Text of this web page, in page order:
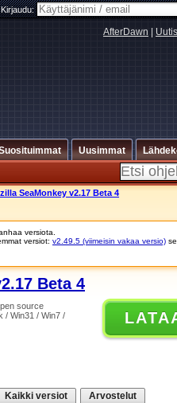
Kirjaudu:
AfterDawn
Uusimmat
SeaMonkey v2.17 Beta 4
versiota.
versiot: v2.49.5 (viimeisin vakaa versio)
Beta 4
source
/ Win31 / Win7 /
Kaikki versiot Arvostelut